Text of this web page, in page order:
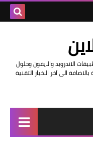
الاندرويد والايفون وحلول
الى آخر الاخبار التقنية